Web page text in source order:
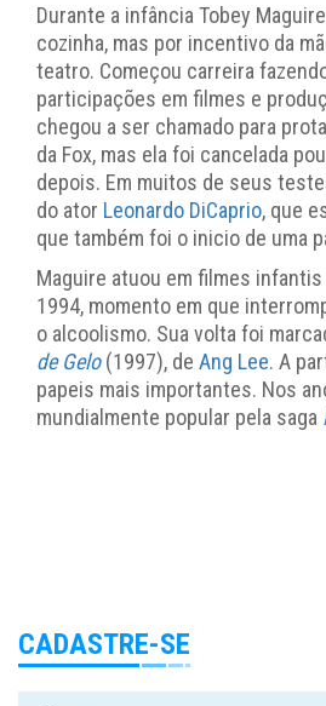
Durante a infância Tobey
cozinha, mas por incentivo da
teatro. Começou carreira
participações em filmes e
chegou a ser chamado para
da Fox, mas ela foi cancelada
depois. Em muitos de seus
do ator Leonardo DiCaprio, que
que também foi o inicio de uma
Maguire atuou em filmes
1994, momento em que
o alcoolismo. Sua volta foi
de Gelo(1997), de Ang Lee. A
papeis mais importantes. Nos
mundialmente popular pela saga
CADASTRE-SE